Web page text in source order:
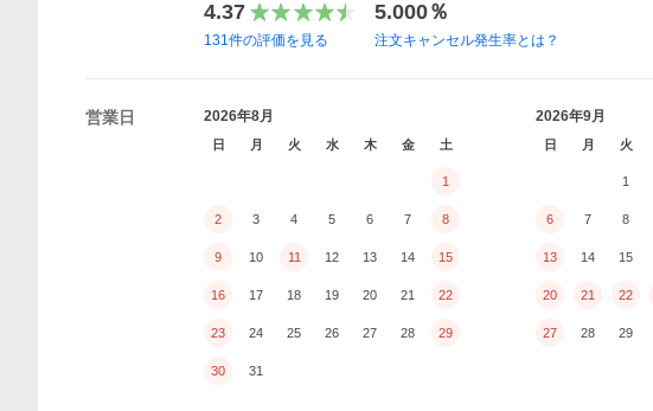
4.37
131件の評価を見る
5.000％
注文キャンセル発生率とは？
営業日 2026年8月
日 月 火 水 木 金 土
1
2 3 4 5 6 7 8
9 10 11 12 13 14 15
16 17 18 19 20 21 22
23 24 25 26 27 28 29
30 31
2026年9月
日 月 火
1
6 7 8
13 14 15
20 21 22
27 28 29